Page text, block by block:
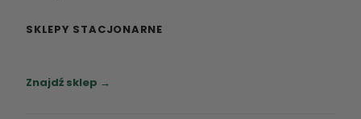
SKLEPY STACJONARNE
Znajdź sklep →